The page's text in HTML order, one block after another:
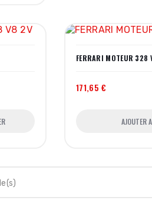
FERRARI MOTEUR 328
171,65 €
AJOUTER